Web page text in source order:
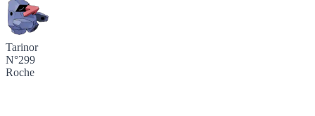
Tarinor
N°299
Roche